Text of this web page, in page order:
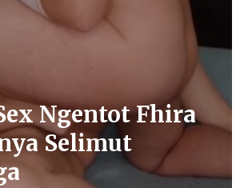
Ngentot Fhira
Selimut